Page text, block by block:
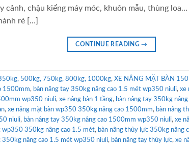
cảnh, chậu kiểng máy móc, khuôn mẫu, thùng
rẻ […]
CONTINUE READING→
500kg, 750kg, 800kg, 1000kg, XE NÂNG MẶT BÀN
1500mm, bàn nâng tay 350kg nâng cao 1.5 mét wp350 niuli, xe
wp350 niuli, xe nâng bàn 1 tầng, bàn nâng tay 350kg
, xe nâng mặt bàn wp350 350kg nâng cao 1500mm, bàn nâng
niuli, bàn nâng tay 350kg nâng cao 1500mm wp350 niuli, xe
wp350 350kg nâng cao 1.5 mét, bàn nâng thủy lực 350kg nâng
350kg nâng cao 1.5 mét wp350 niuli, bàn nâng tay thủy lực, xe